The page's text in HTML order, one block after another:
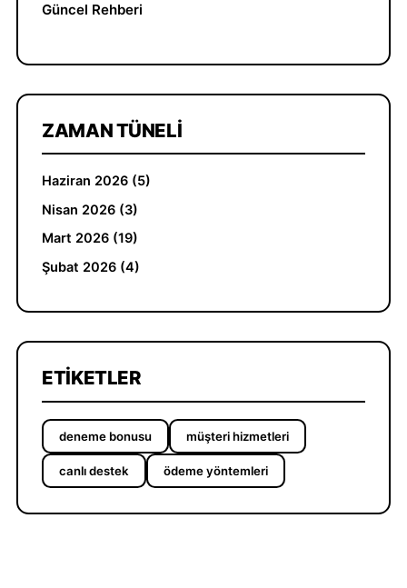
Güncel Rehberi
ZAMAN TÜNELI
Haziran 2026 (5)
Nisan 2026 (3)
Mart 2026 (19)
Şubat 2026 (4)
ETIKETLER
deneme bonusu müşteri hizmetleri
canlı destek ödeme yöntemleri